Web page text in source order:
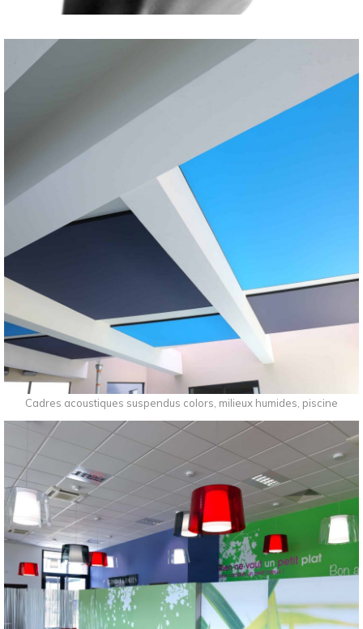
Cadres acoustiques suspendus colors, milieux humides, piscine